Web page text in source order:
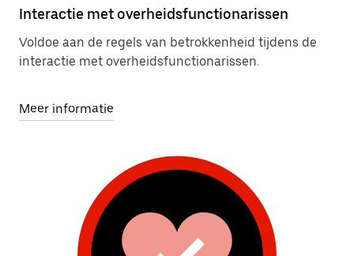
Interactie met overheidsfunctionarissen
Voldoe aan de regels van betrokkenheid tijdens de
interactie met overheidsfunctionarissen.
Meer informatie